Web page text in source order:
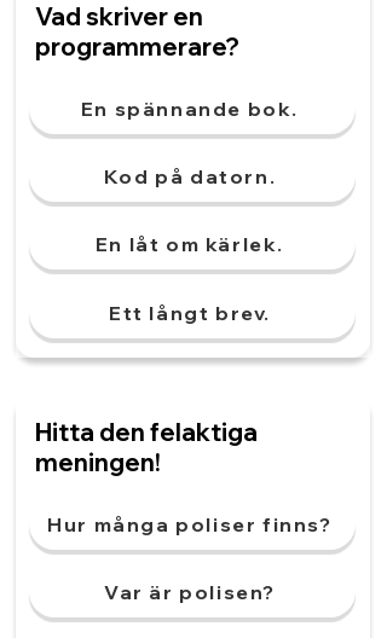
Vad skriver en
programmerare?
En spännande bok.
Kod på datorn.
En låt om kärlek.
Ett långt brev.
Hitta den felaktiga
meningen!
Hur många poliser finns?
Var är polisen?